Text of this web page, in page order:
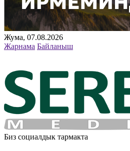
Жума, 07.08.2026
Жарнама Байланыш
Биз социалдык тармакта